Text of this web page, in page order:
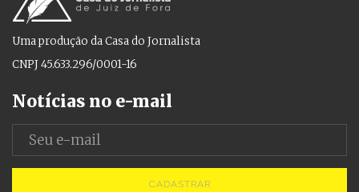
Uma produção da Casa do Jornalista
CNPJ 45.633.296/0001-16
Notícias no e-mail
CADASTRAR